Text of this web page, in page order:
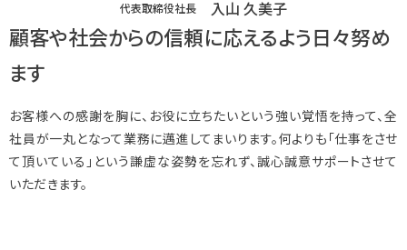
顧客や社会からの信頼に応えるよう日々努め
ます
お客様への感謝を胸に、お役に立ちたいという強い覚悟を持って、全
社員が一丸となって業務に邁進してまいります。何よりも「仕事をさせ
て頂いている」という謙虚な姿勢を忘れず、誠心誠意サポートさせて
いただきます。
代表取締役社長 入山 久美子